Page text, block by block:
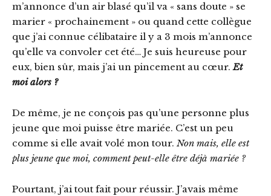
m’annonce d’un air blasé qu’il va « sans doute » se
marier « prochainement » ou quand cette collègue
que j’ai connue célibataire il y a 3 mois m’annonce
qu’elle va convoler cet été… Je suis heureuse pour
eux, bien sûr, mais j’ai un pincement au cœur.Et
moi alors ?
De même, je ne conçois pas qu’une personne plus
jeune que moi puisse être mariée. C’est un peu
comme si elle avait volé mon tour. Non mais, elle est
plus jeune que moi, comment peut-elle être déjà mariée ?
Pourtant, j’ai tout fait pour réussir. J’avais même